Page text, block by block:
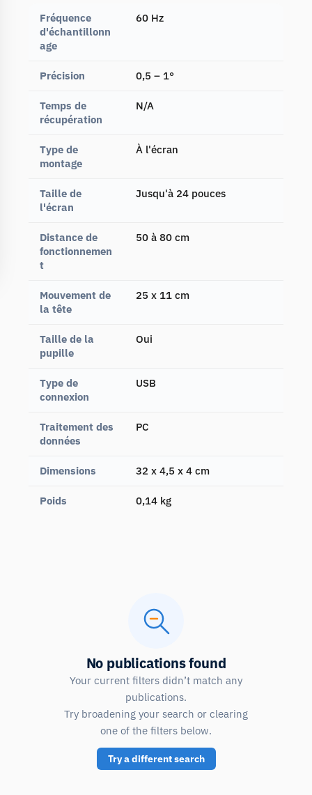
Fréquence
d'échantillonn
age
60 Hz
Précision 0,5 – 1°
Temps de
récupération
N/A
Type de
montage
À l'écran
Taille de
l'écran
Jusqu'à 24 pouces
Distance de
fonctionnemen
t
50 à 80 cm
Mouvement de
la tête
25 x 11 cm
Taille de la
pupille
Oui
Type de
connexion
USB
Traitement des
données
PC
Dimensions 32 x 4,5 x 4 cm
Poids 0,14 kg
No publications found
Your current filters didn’t match any
publications.
Try broadening your search or clearing
one of the filters below.
Try a different search